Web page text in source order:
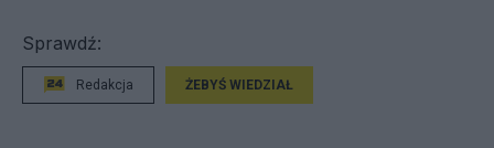
Sprawdź:
Redakcja ŻEBYŚ WIEDZIAŁ